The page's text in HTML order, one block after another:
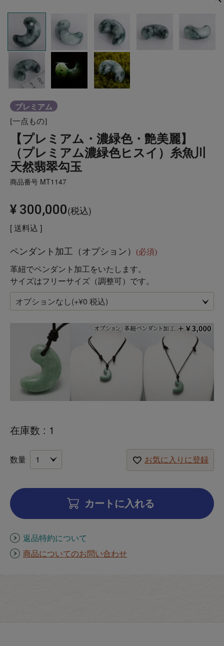
プレミアム
[一点もの]
【プレミアム・濃緑色・艶美麗】
（プレミアム濃緑色ヒスイ）糸魚川
天然翡翠勾玉
商品番号 MT1147
¥ 300,000 税込
送料込
ペンダント加工（オプション） (必須)
革紐でペンダント加工をいたします。
サイズはフリーサイズ（調整可）です。
在庫数 1
お気に入りに登録
カートに入れる
返品特約について
商品についてのお問い合わせ